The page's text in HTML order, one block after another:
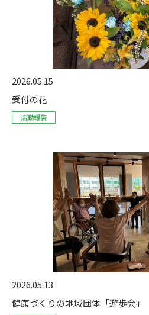
2026.05.15
受付の花
活動報告
2026.05.13
健康づくりの地域団体「遊歩会」